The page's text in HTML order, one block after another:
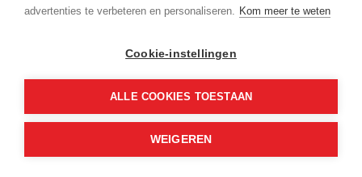
advertenties te verbeteren en personaliseren. Kom meer te weten
Cookie-instellingen
ALLE COOKIES TOESTAAN
WEIGEREN